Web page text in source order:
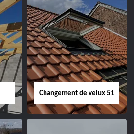
Démoussage de
toiture 51
Changement de velux 51